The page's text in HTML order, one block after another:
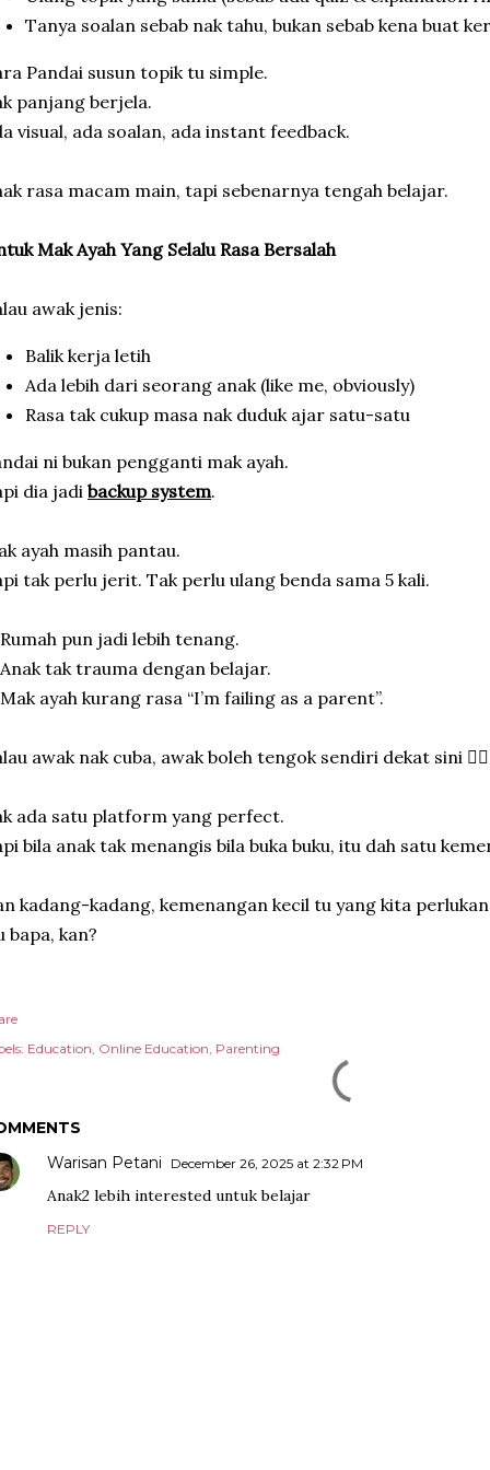
Tanya soalan sebab nak tahu, bukan sebab kena buat
Pandai susun topik tu simple.
panjang berjela.
visual, ada soalan, ada instant feedback.
rasa macam main, tapi sebenarnya tengah belajar.
Mak Ayah Yang Selalu Rasa Bersalah
awak jenis:
Balik kerja letih
Ada lebih dari seorang anak (like me, obviously)
Rasa tak cukup masa nak duduk ajar satu-satu
ni bukan pengganti mak ayah.
dia jadi backup system.
ayah masih pantau.
tak perlu jerit. Tak perlu ulang benda sama 5 kali.
Rumah pun jadi lebih tenang.
Anak tak trauma dengan belajar.
Mak ayah kurang rasa “I’m failing as a parent”.
awak nak cuba, awak boleh tengok sendiri dekat sini
ada satu platform yang perfect.
bila anak tak menangis bila buka buku, itu dah satu
kadang-kadang, kemenangan kecil tu yang kita
bapa, kan?
Education Online Education Parenting
Warisan Petani
December 26, 2025 at 2:32 PM
Anak2 lebih interested untuk belajar
REPLY